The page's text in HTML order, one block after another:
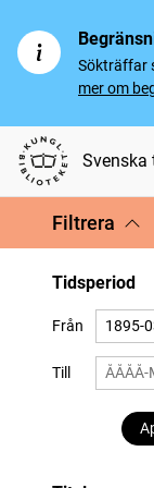
Sökträffar
mer om
Svenska
Filtrera
Tidsperiod
Från
Till